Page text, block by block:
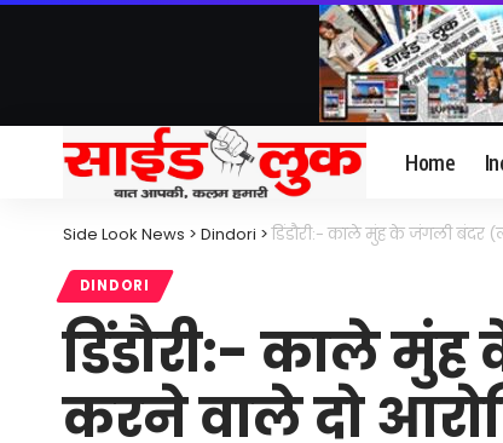
Home
Side Look News > Dindori >डिंडौरी:- काले मुंह के जंगली बंदर
DINDORI
डिंडौरी:- काले
करने वाले दो